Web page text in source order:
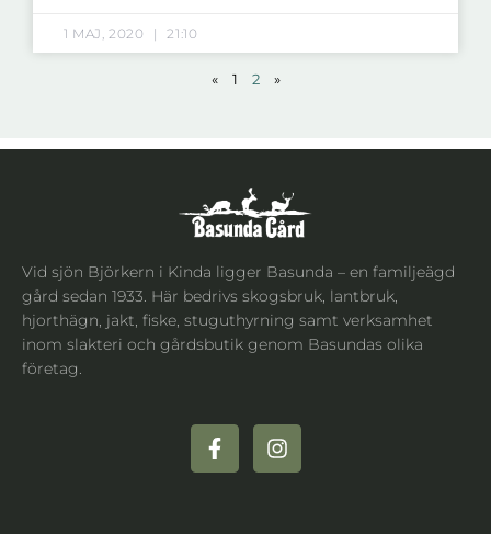
1 MAJ, 2020 21:10
« 1 2 »
Vid sjön Björkern i Kinda ligger Basunda – en familjeägd
gård sedan 1933. Här bedrivs skogsbruk, lantbruk,
hjorthägn, jakt, fiske, stuguthyrning samt verksamhet
inom slakteri och gårdsbutik genom Basundas olika
företag.